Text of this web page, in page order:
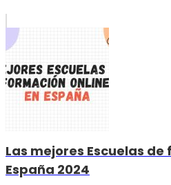
Las mejores Escuelas
España 2024